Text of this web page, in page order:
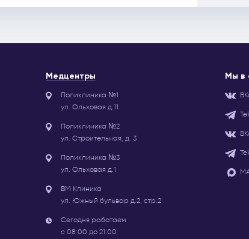
Медцентры
Поликлиника №1
ул. Ольховая д.11
Поликлиника №2
ул. Строительная, д. 3
Поликлиника №3
ул. Ольховая д.1
ВМ Клиника
ул. Южный бульвар д.2, стр.2
Сегодня работаем
с 08:00 до 21:00
Мы в